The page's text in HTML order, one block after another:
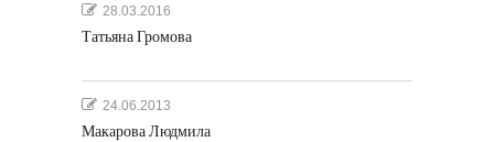
28.03.2016
Татьяна Громова
24.06.2013
Макарова Людмила